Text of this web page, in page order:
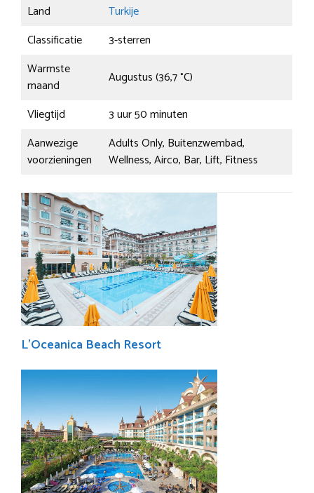
Land
Turkije
Classificatie
3-sterren
Warmste
maand
Augustus (36,7 °C)
Vliegtijd
3 uur 50 minuten
Aanwezige
voorzieningen
Adults Only, Buitenzwembad,
Wellness, Airco, Bar, Lift, Fitness
L’Oceanica Beach Resort